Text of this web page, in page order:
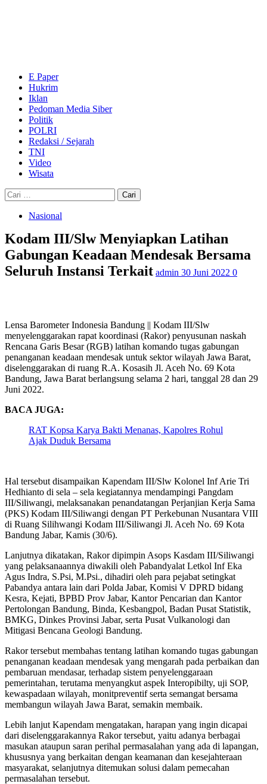
E Paper
Hukrim
Iklan
Pedoman Media Siber
Politik
POLRI
Redaksi / Sejarah
TNI
Video
Wisata
Cari
untuk:
Nasional
Kodam III/Slw Menyiapkan Latihan
Gabungan Keadaan Mendesak Bersama
Seluruh Instansi Terkait admin 30 Juni 2022 0
Lensa Barometer Indonesia Bandung || Kodam III/Slw
menyelenggarakan rapat koordinasi (Rakor) penyusunan naskah
Rencana Garis Besar (RGB) latihan komando tugas gabungan
penanganan keadaan mendesak untuk sektor wilayah Jawa Barat,
diselenggarakan di ruang R.A. Kosasih Jl. Aceh No. 69 Kota
Bandung, Jawa Barat berlangsung selama 2 hari, tanggal 28 dan 29
Juni 2022.
BACA JUGA:
RAT Kopsa Karya Bakti Menanas, Kapolres Rohul
Ajak Duduk Bersama
Hal tersebut disampaikan Kapendam III/Slw Kolonel Inf Arie Tri
Hedhianto di sela – sela kegiatannya mendampingi Pangdam
III/Siliwangi, melaksanakan penandatangan Perjanjian Kerja Sama
(PKS) Kodam III/Siliwangi dengan PT Perkebunan Nusantara VIII
di Ruang Silihwangi Kodam III/Siliwangi Jl. Aceh No. 69 Kota
Bandung Jabar, Kamis (30/6).
Lanjutnya dikatakan, Rakor dipimpin Asops Kasdam III/Siliwangi
yang pelaksanaannya diwakili oleh Pabandyalat Letkol Inf Eka
Agus Indra, S.Psi, M.Psi., dihadiri oleh para pejabat setingkat
Pabandya antara lain dari Polda Jabar, Komisi V DPRD bidang
Kesra, Kejati, BPBD Prov Jabar, Kantor Pencarian dan Kantor
Pertolongan Bandung, Binda, Kesbangpol, Badan Pusat Statistik,
BMKG, Dinkes Provinsi Jabar, serta Pusat Vulkanologi dan
Mitigasi Bencana Geologi Bandung.
Rakor tersebut membahas tentang latihan komando tugas gabungan
penanganan keadaan mendesak yang mengarah pada perbaikan dan
pembaruan mendasar, terhadap sistem penyelenggaraan
pemerintahan, terutama menyangkut aspek Interopibilty, uji SOP,
kewaspadaan wilayah, monitpreventif serta semangat bersama
membangun wilayah Jawa Barat, semakin membaik.
Lebih lanjut Kapendam mengatakan, harapan yang ingin dicapai
dari diselenggarakannya Rakor tersebut, yaitu adanya berbagai
masukan ataupun saran perihal permasalahan yang ada di lapangan,
khususnya yang berkaitan dengan keamanan dan kesejahteraan
masyarakat, selanjutnya ditemukan solusi dalam pemecahan
permasalahan tersebut.